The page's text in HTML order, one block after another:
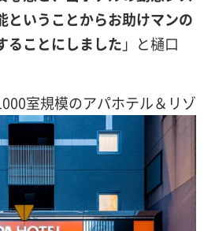
ということからお助けマンの
ることにしました 」と樋口
室規模のアパホテル＆リゾ